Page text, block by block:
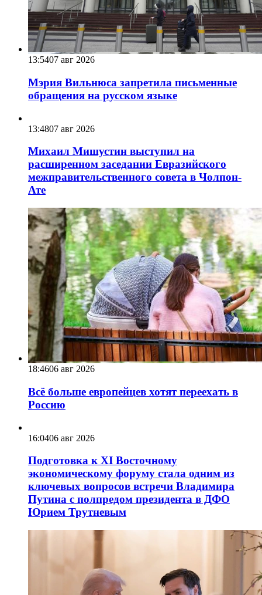
13:5407 авг 2026
Мэрия Вильнюса запретила письменные
обращения на русском языке
13:4807 авг 2026
Михаил Мишустин выступил на
расширенном заседании Евразийского
межправительственного совета в Чолпон-
Ате
18:4606 авг 2026
Всё больше европейцев хотят переехать в
Россию
16:0406 авг 2026
Подготовка к XI Восточному
экономическому форуму стала одним из
ключевых вопросов встречи Владимира
Путина с полпредом президента в ДФО
Юрием Трутневым